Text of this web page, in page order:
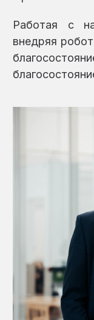
Работая с
внедряя